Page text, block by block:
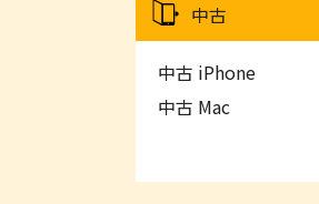
中古
中古 iPhone
中古 Mac